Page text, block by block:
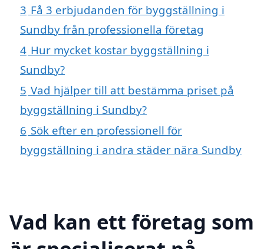
3 Få 3 erbjudanden för byggställning i
Sundby från professionella företag
4 Hur mycket kostar byggställning i
Sundby?
5 Vad hjälper till att bestämma priset på
byggställning i Sundby?
6 Sök efter en professionell för
byggställning i andra städer nära Sundby
Vad kan ett företag som